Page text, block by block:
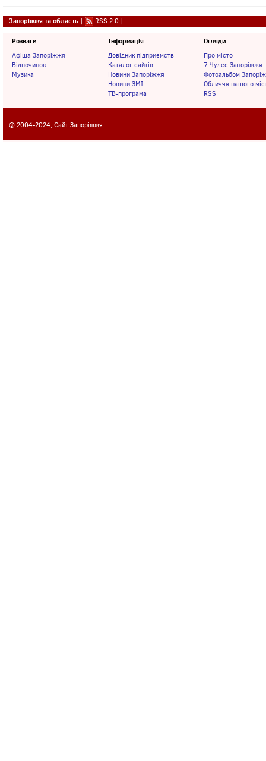
Запоріжжя та область | RSS 2.0 |
Розваги
Афіша Запоріжжя
Відпочинок
Музика
Інформація
Довідник підприємств
Каталог сайтів
Новини Запоріжжя
Новини ЗМІ
ТВ-програма
Огляди
Про місто
7 Чудес Запоріжжя
Фотоальбом
Обличчя нашого
RSS
© 2004-2024, Сайт Запоріжжя.